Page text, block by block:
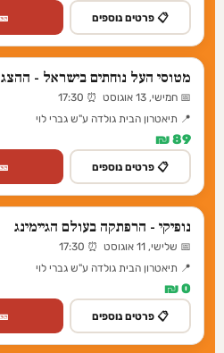
📋 פרטים נוספים
מטוסי העל נוחתים בישראל - ההצגה
📅 חמישי, 13 אוגוסט ⏰ 17:30
📍 תיאטרון הבית גולדה ע"ש גברי לוי
89 ₪
📋 פרטים נוספים
נופיקי - הרפתקה בעולם הגיימינג
📅 שלישי, 11 אוגוסט ⏰ 17:30
📍 תיאטרון הבית גולדה ע"ש גברי לוי
0 ₪
📋 פרטים נוספים